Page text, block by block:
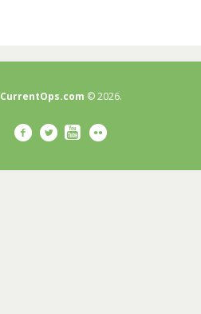
CurrentOps.com © 2026.